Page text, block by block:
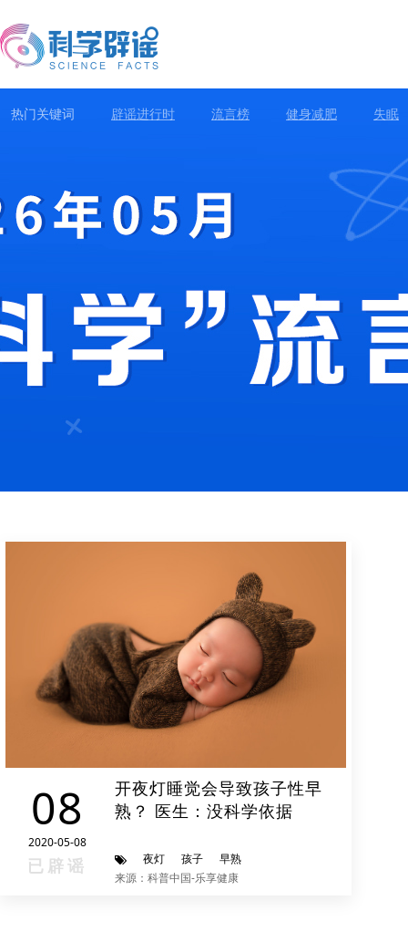
热门关键词 辟谣进行时 流言榜 健身减肥 失眠
08
2020-05-08
已辟谣
开夜灯睡觉会导致孩子性早
熟？ 医生：没科学依据
夜灯 孩子
早熟
来源：科普中国-乐享健康